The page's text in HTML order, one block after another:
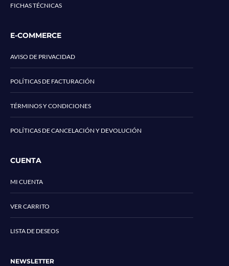
FICHAS TÉCNICAS
E-COMMERCE
AVISO DE PRIVACIDAD
POLÍTICAS DE FACTURACIÓN
TÉRMINOS Y CONDICIONES
POLÍTICAS DE CANCELACIÓN Y DEVOLUCIÓN
CUENTA
MI CUENTA
VER CARRITO
LISTA DE DESEOS
NEWSLETTER